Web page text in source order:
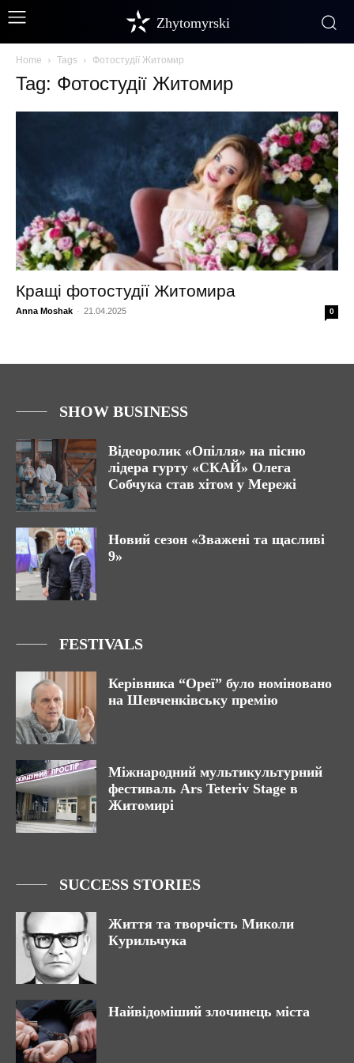
Zhytomyrski
Home Tags Фотостудії Житомир
Tag: Фотостудії Житомир
Кращі фотостудії Житомира
Anna Moshak - 21.04.2025 0
SHOW BUSINESS
Відеоролик «Опілля» на пісню
лідера гурту «СКАЙ» Олега
Собчука став хітом у Мережі
Новий сезон «Зважені та щасливі
9»
FESTIVALS
Керівника “Ореї” було номіновано
на Шевченківську премію
Міжнародний мультикультурний
фестиваль Ars Teteriv Stage в
Житомирі
SUCCESS STORIES
Життя та творчість Миколи
Курильчука
Найвідоміший злочинець міста